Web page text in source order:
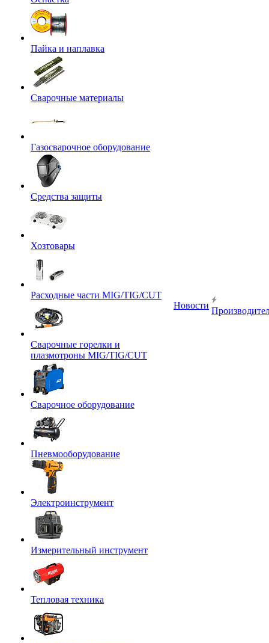
Пайка и наплавка
Сварочные материалы
Газосварочное оборудование
Средства защиты
Хозтовары
Расходные части MIG/TIG/CUT
Сварочные горелки и
плазмотроны MIG/TIG/CUT
Сварочное оборудование
Пневмооборудование
Электроинструмент
Измерительный инструмент
Тепловая техника
Новости